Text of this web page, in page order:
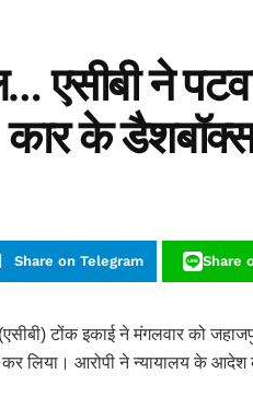
ने
कार के
Share on Telegram Share
टोंक इकाई ने मंगलवार को
कर लिया। आरोपी ने न्यायालय के